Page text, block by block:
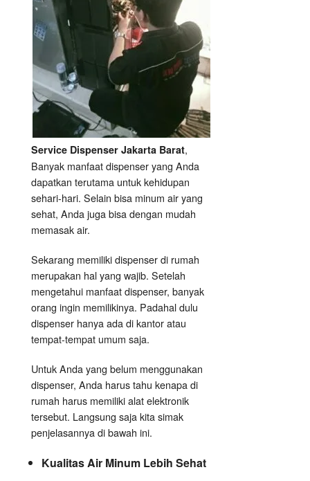
Service Dispenser Jakarta Barat,
Banyak manfaat dispenseryang Anda
dapatkan terutama untuk kehidupan
sehari-hari. Selain bisa minum air yang
sehat, Anda juga bisa dengan mudah
memasak air.
Sekarang memiliki dispenser di rumah
merupakan hal yang wajib. Setelah
mengetahui manfaat dispenser, banyak
orang ingin memilikinya. Padahal dulu
dispenser hanya ada di kantor atau
tempat-tempat umum saja.
Untuk Anda yang belum menggunakan
dispenser, Anda harus tahu kenapa di
rumah harus memiliki alat elektronik
tersebut. Langsung saja kita simak
penjelasannya di bawah ini.
Kualitas Air Minum Lebih Sehat